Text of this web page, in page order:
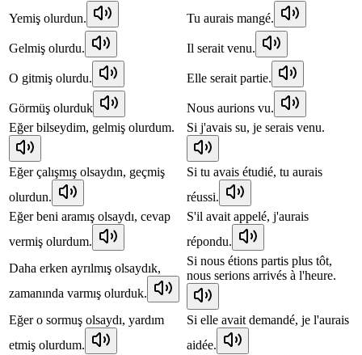
Yemiş olurdun. Tu aurais mangé.
Gelmiş olurdu. Il serait venu.
O gitmiş olurdu. Elle serait partie.
Görmüş olurduk
Nous aurions vu.
Eğer bilseydim, gelmiş olurdum.
Si j'avais su, je serais venu.
Eğer çalışmış olsaydın, geçmiş
olurdun.
Si tu avais étudié, tu aurais
réussi.
Eğer beni aramış olsaydı, cevap
vermiş olurdum.
S'il avait appelé, j'aurais
répondu.
Daha erken ayrılmış olsaydık,
zamanında varmış olurduk.
Si nous étions partis plus tôt,
nous serions arrivés à l'heure.
Eğer o sormuş olsaydı, yardım
etmiş olurdum.
Si elle avait demandé, je l'aurais
aidée.